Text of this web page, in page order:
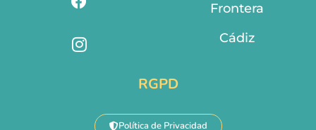
Frontera
Cádiz
RGPD
Política de Privacidad